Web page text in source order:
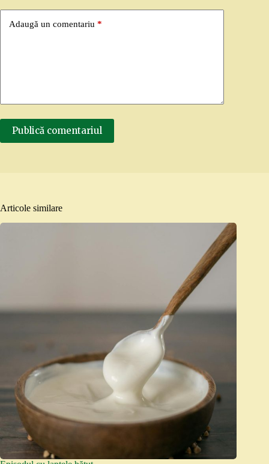
Adaugă un comentariu *
Publică comentariul
Articole similare